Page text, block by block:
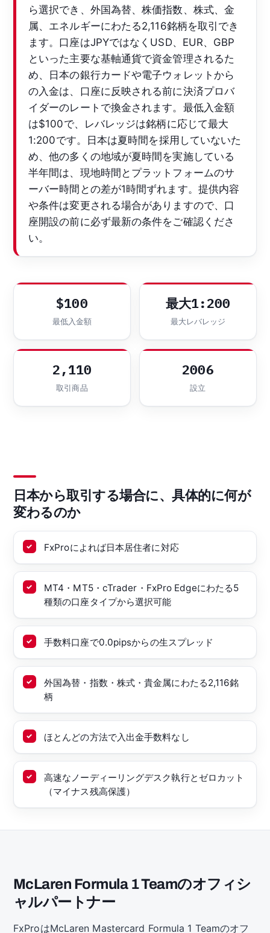
ら選択でき、外国為替、株価指数、株式、金
属、エネルギーにわたる2,116銘柄を取引でき
ます。口座はJPYではなくUSD、EUR、GBP
といった主要な基軸通貨で資金管理されるた
め、日本の銀行カードや電子ウォレットから
の入金は、口座に反映される前に決済プロバ
イダーのレートで換金されます。最低入金額
は$100で、レバレッジは銘柄に応じて最大
1:200です。日本は夏時間を採用していないた
め、他の多くの地域が夏時間を実施している
半年間は、現地時間とプラットフォームのサ
ーバー時間との差が1時間ずれます。提供内容
や条件は変更される場合がありますので、口
座開設の前に必ず最新の条件をご確認くださ
い。
$100
最低入金額
最大1:200
最大レバレッジ
2,110
取引商品
2006
設立
日本から取引する場合に、具体的に何が
変わるのか
FxProによれば日本居住者に対応
MT4・MT5・cTrader・FxPro Edgeにわたる5
種類の口座タイプから選択可能
手数料口座で0.0pipsからの生スプレッド
外国為替・指数・株式・貴金属にわたる2,116銘
柄
ほとんどの方法で入出金手数料なし
高速なノーディーリングデスク執行とゼロカット
（マイナス残高保護）
McLaren Formula 1 Teamのオフィシ
ャルパートナー
FxProはMcLaren Mastercard Formula 1 Teamのオフ